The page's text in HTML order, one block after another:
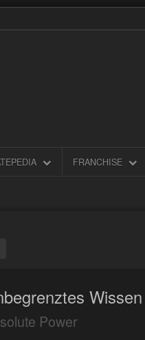
FRANCHISE
Wissen
Power